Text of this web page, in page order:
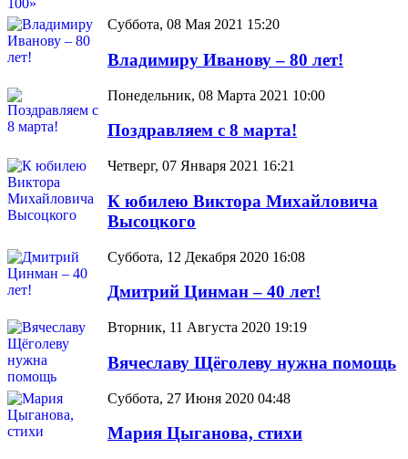
Суббота, 08 Мая 2021 15:20
Владимиру Иванову – 80 лет!
Понедельник, 08 Марта 2021 10:00
Поздравляем с 8 марта!
Четверг, 07 Января 2021 16:21
К юбилею Виктора Михайловича
Высоцкого
Суббота, 12 Декабря 2020 16:08
Дмитрий Цинман – 40 лет!
Вторник, 11 Августа 2020 19:19
Вячеславу Щёголеву нужна помощь
Суббота, 27 Июня 2020 04:48
Мария Цыганова, стихи